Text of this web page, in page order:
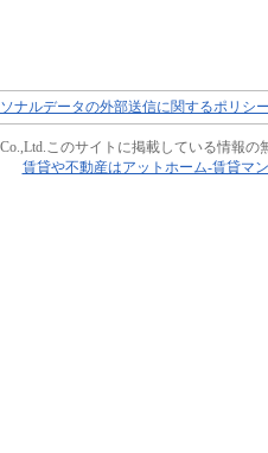
ナルデータの外部送信に関するポリシ
このサイトに掲載している情報の
賃貸や不動産はアットホーム-賃貸マ